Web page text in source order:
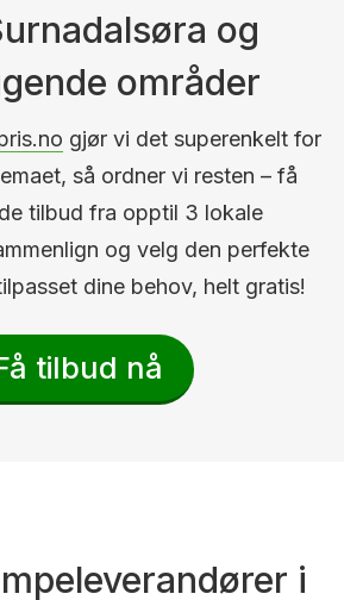
og
områder
gjør vi det superenkelt for
så ordner vi resten – få
tilbud fra opptil 3 lokale
og velg den perfekte
dine behov, helt gratis!
tilbud nå
i